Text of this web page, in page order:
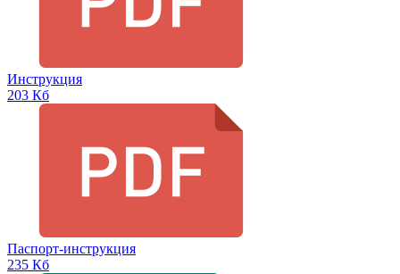
Инструкция
203 Кб
Паспорт-инструкция
235 Кб